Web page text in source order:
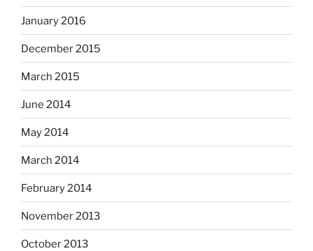
January 2016
December 2015
March 2015
June 2014
May 2014
March 2014
February 2014
November 2013
October 2013